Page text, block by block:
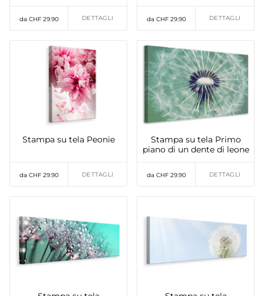
da CHF 29.90 DETTAGLI da CHF 29.90 DETTAGLI
Stampa su tela Peonie
da CHF 29.90 DETTAGLI
Stampa su tela Primo
piano di un dente di leone
da CHF 29.90 DETTAGLI